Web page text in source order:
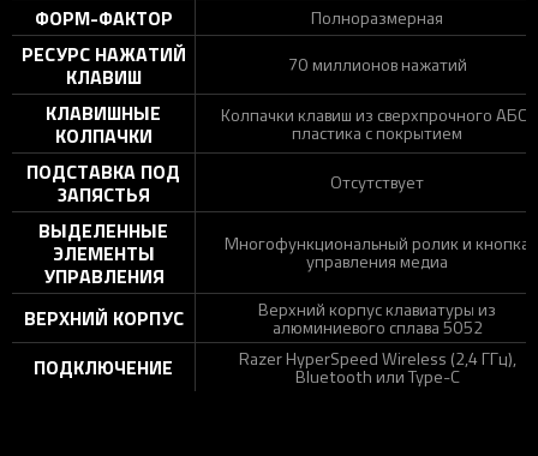
ФОРМ-ФАКТОР Полноразмерная
РЕСУРС НАЖАТИЙ
КЛАВИШ
70 миллионов нажатий
КЛАВИШНЫЕ
КОЛПАЧКИ
Колпачки клавиш из сверхпрочного АБС-
пластика с покрытием
ПОДСТАВКА ПОД
ЗАПЯСТЬЯ
Отсутствует
ВЫДЕЛЕННЫЕ
ЭЛЕМЕНТЫ
УПРАВЛЕНИЯ
Многофункциональный ролик и кнопка
управления медиа
ВЕРХНИЙ КОРПУС Верхний корпус клавиатуры из
алюминиевого сплава 5052
ПОДКЛЮЧЕНИЕ Razer HyperSpeed Wireless (2,4 ГГц),
Bluetooth или Type-C